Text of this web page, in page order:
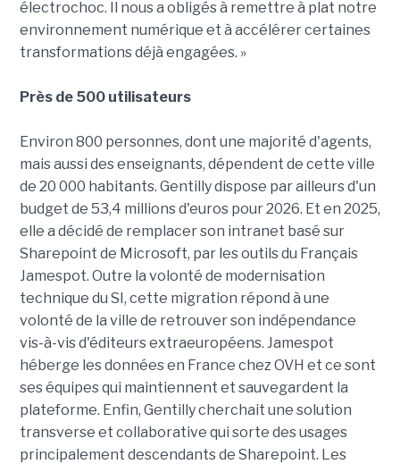
électrochoc. Il nous a obligés à remettre à plat notre
environnement numérique et à accélérer certaines
transformations déjà engagées. »
Près de 500 utilisateurs
Environ 800 personnes, dont une majorité d'agents,
mais aussi des enseignants, dépendent de cette ville
de 20 000 habitants. Gentilly dispose par ailleurs d'un
budget de 53,4 millions d'euros pour 2026. Et en 2025,
elle a décidé de remplacer son intranet basé sur
Sharepoint de Microsoft, par les outils du Français
Jamespot. Outre la volonté de modernisation
technique du SI, cette migration répond à une
volonté de la ville de retrouver son indépendance
vis-à-vis d'éditeurs extraeuropéens. Jamespot
héberge les données en France chez OVH et ce sont
ses équipes qui maintiennent et sauvegardent la
plateforme. Enfin, Gentilly cherchait une solution
transverse et collaborative qui sorte des usages
principalement descendants de Sharepoint. Les